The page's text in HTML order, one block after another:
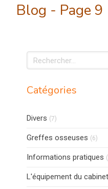
Blog - Page 9
Rechercher
Catégories
Divers (7)
Greffes osseuses (6)
Informations pratiques
L'équipement du